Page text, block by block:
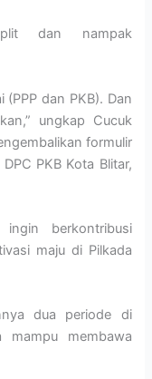
dan nampak
(PPP dan PKB). Dan
ungkap Cucuk
formulir
PKB Kota Blitar,
berkontribusi
maju di Pilkada
dua periode di
mampu membawa